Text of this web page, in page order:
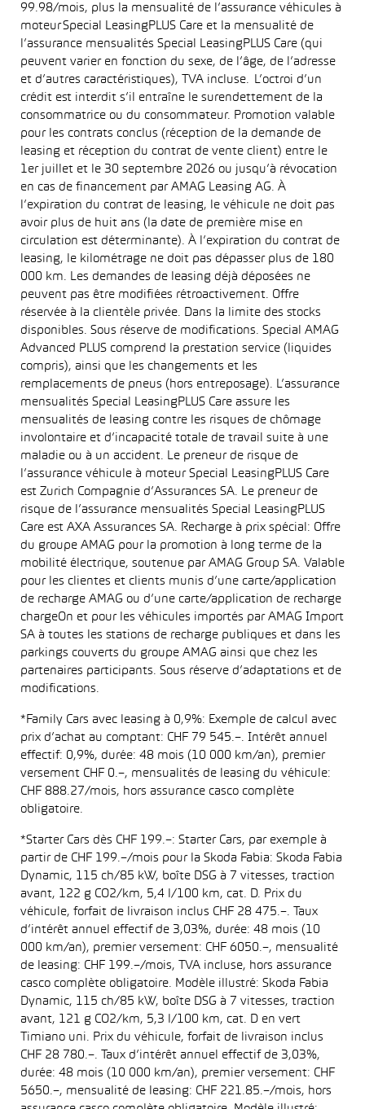
99.98/mois, plus la mensualité de l’assurance véhicules à
moteur Special LeasingPLUS Care et la mensualité de
l’assurance mensualités Special LeasingPLUS Care (qui
peuvent varier en fonction du sexe, de l’âge, de l’adresse
et d’autres caractéristiques), TVA incluse. L’octroi d’un
crédit est interdit s’il entraîne le surendettement de la
consommatrice ou du consommateur. Promotion valable
pour les contrats conclus (réception de la demande de
leasing et réception du contrat de vente client) entre le
1er juillet et le 30 septembre 2026 ou jusqu’à révocation
en cas de financement par AMAG Leasing AG. À
l’expiration du contrat de leasing, le véhicule ne doit pas
avoir plus de huit ans (la date de première mise en
circulation est déterminante). À l’expiration du contrat de
leasing, le kilométrage ne doit pas dépasser plus de 180
000 km. Les demandes de leasing déjà déposées ne
peuvent pas être modifiées rétroactivement. Offre
réservée à la clientèle privée. Dans la limite des stocks
disponibles. Sous réserve de modifications. Special AMAG
Advanced PLUS comprend la prestation service (liquides
compris), ainsi que les changements et les
remplacements de pneus (hors entreposage). L’assurance
mensualités Special LeasingPLUS Care assure les
mensualités de leasing contre les risques de chômage
involontaire et d’incapacité totale de travail suite à une
maladie ou à un accident. Le preneur de risque de
l’assurance véhicule à moteur Special LeasingPLUS Care
est Zurich Compagnie d’Assurances SA. Le preneur de
risque de l’assurance mensualités Special LeasingPLUS
Care est AXA Assurances SA. Recharge à prix spécial: Offre
du groupe AMAG pour la promotion à long terme de la
mobilité électrique, soutenue par AMAG Group SA. Valable
pour les clientes et clients munis d’une carte/application
de recharge AMAG ou d’une carte/application de recharge
chargeOn et pour les véhicules importés par AMAG Import
SA à toutes les stations de recharge publiques et dans les
parkings couverts du groupe AMAG ainsi que chez les
partenaires participants. Sous réserve d’adaptations et de
modifications.
*Family Cars avec leasing à 0,9%: Exemple de calcul avec
prix d’achat au comptant: CHF 79 545.–. Intérêt annuel
effectif: 0,9%, durée: 48 mois (10 000 km/an), premier
versement CHF 0.–, mensualités de leasing du véhicule:
CHF 888.27/mois, hors assurance casco complète
obligatoire.
*Starter Cars dès CHF 199.–: Starter Cars, par exemple à
partir de CHF 199.–/mois pour la Skoda Fabia: Skoda Fabia
Dynamic, 115 ch/85 kW, boîte DSG à 7 vitesses, traction
avant, 122 g CO2/km, 5,4 l/100 km, cat. D. Prix du
véhicule, forfait de livraison inclus CHF 28 475.–. Taux
d’intérêt annuel effectif de 3,03%, durée: 48 mois (10
000 km/an), premier versement: CHF 6050.–, mensualité
de leasing: CHF 199.–/mois, TVA incluse, hors assurance
casco complète obligatoire. Modèle illustré: Skoda Fabia
Dynamic, 115 ch/85 kW, boîte DSG à 7 vitesses, traction
avant, 121 g CO2/km, 5,3 l/100 km, cat. D en vert
Timiano uni. Prix du véhicule, forfait de livraison inclus
CHF 28 780.–. Taux d’intérêt annuel effectif de 3,03%,
durée: 48 mois (10 000 km/an), premier versement: CHF
5650.–, mensualité de leasing: CHF 221.85.–/mois, hors